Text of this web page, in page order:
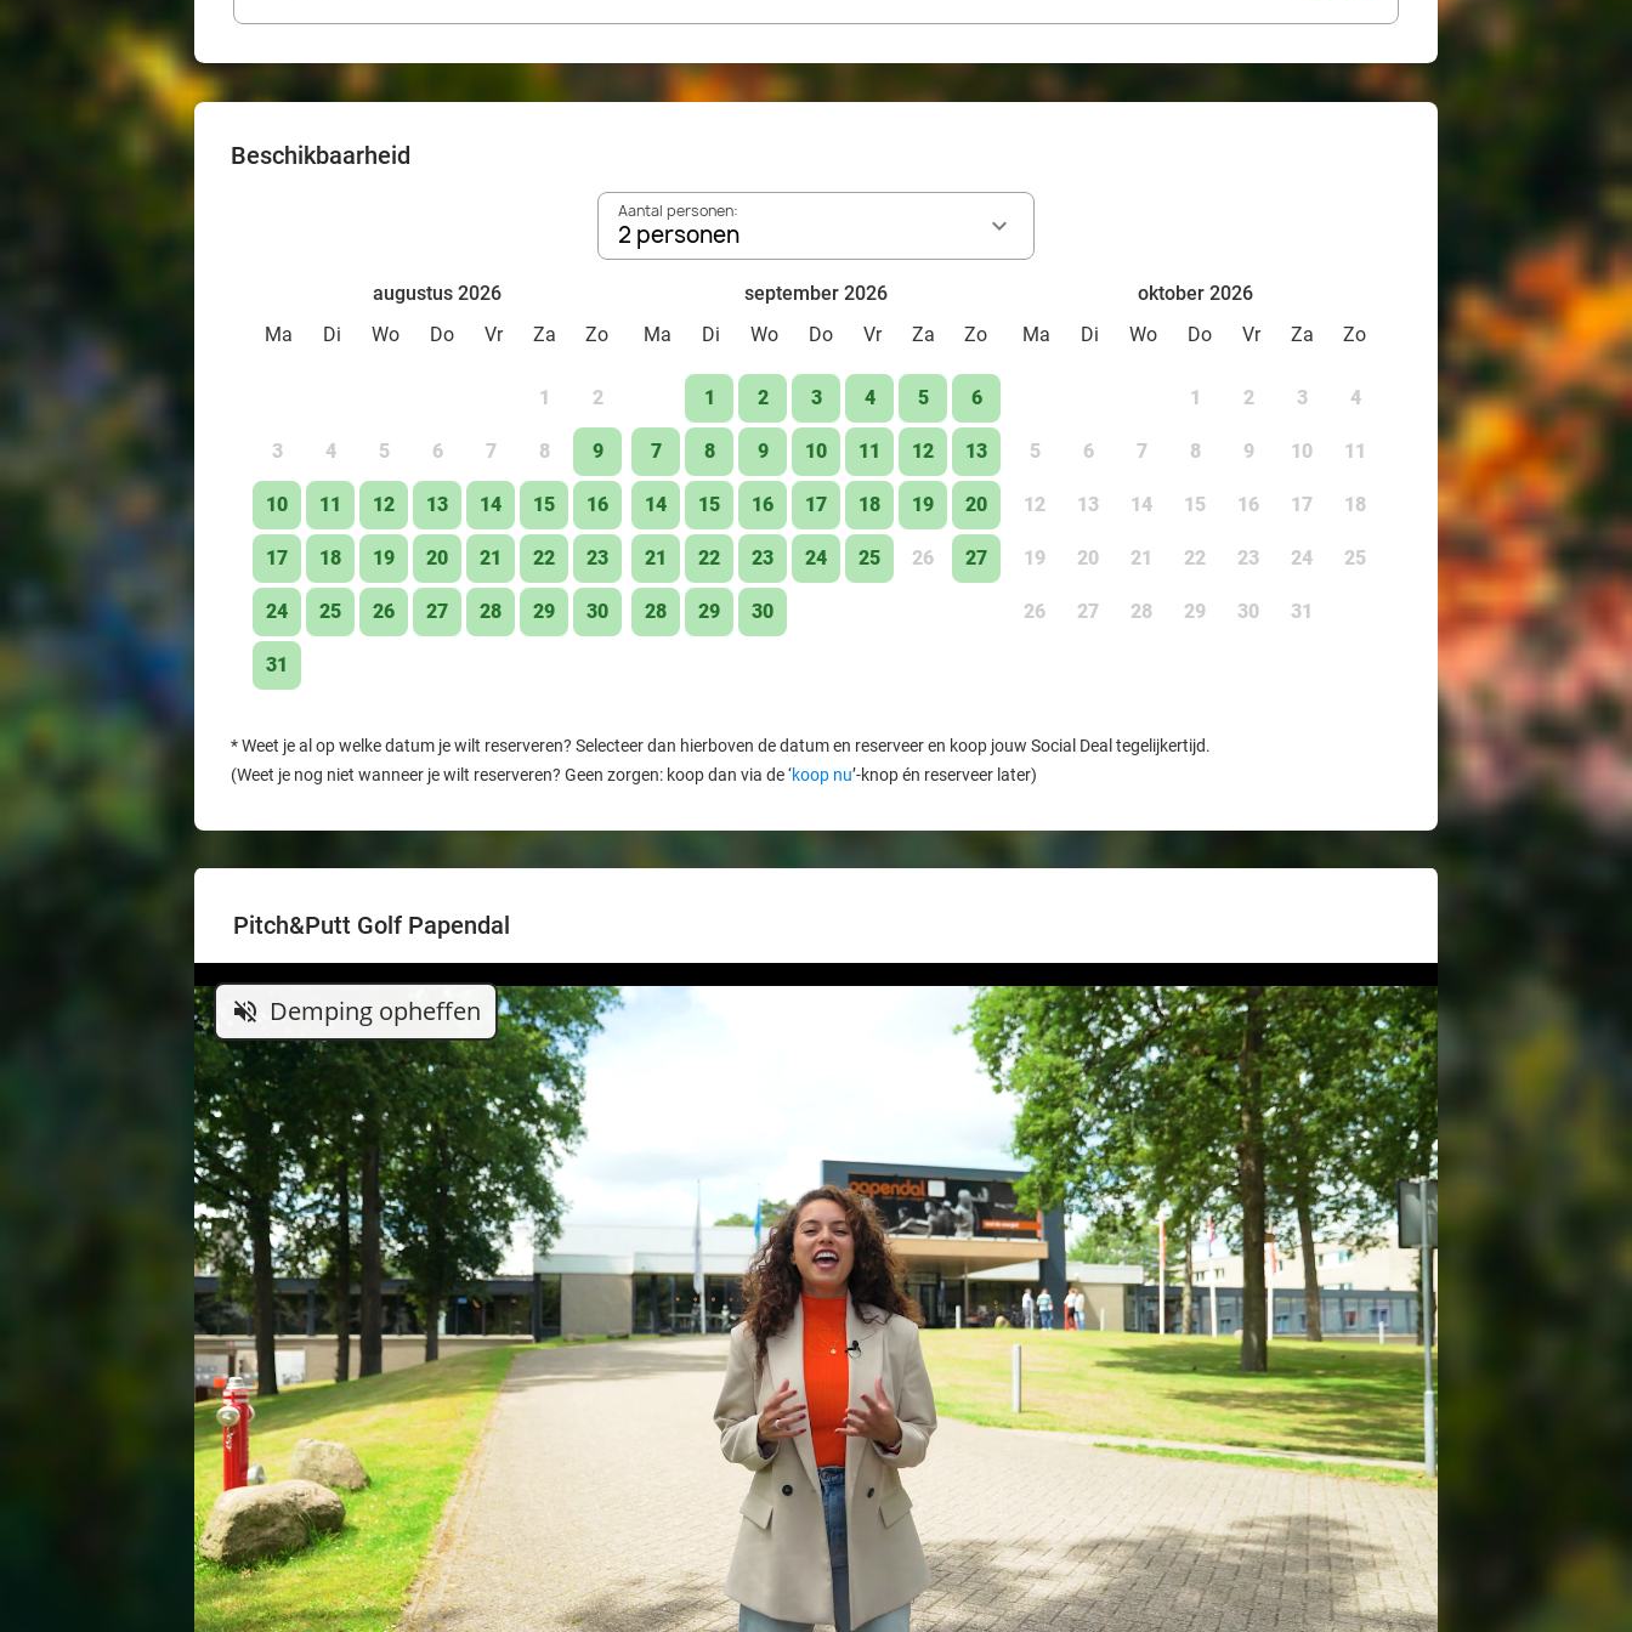
Beschikbaarheid
Aantal personen:
2 personen
augustus 2026
Ma
Di Wo Do Vr Za Zo
1 2
3 4 5 6 7 8 9
10 11 12 13 14 15 16
17 18 19 20 21 22 23
24 25 26 27 28 29 30
31
september 2026
Ma
Di Wo Do Vr Za Zo
1 2 3 4 5 6
7 8 9 10 11 12 13
14 15 16 17 18 19 20
21 22 23 24 25 26 27
28 29 30
oktober 2026
Ma
Di Wo Do Vr Za Zo
1 2 3 4
5 6 7 8 9 10 11
12 13 14 15 16 17 18
19 20 21 22 23 24 25
26 27 28 29 30 31
*Weet je al op welke datum je wilt reserveren? Selecteer dan hierboven de datum en reserveer en koop jouw Social Deal tegelijkertijd.
(Weet je nog niet wanneer je wilt reserveren? Geen zorgen: koop dan via de ‘koop nu’-knop én reserveer later)
Pitch&Putt Golf Papendal
volume_off Demping opheffen